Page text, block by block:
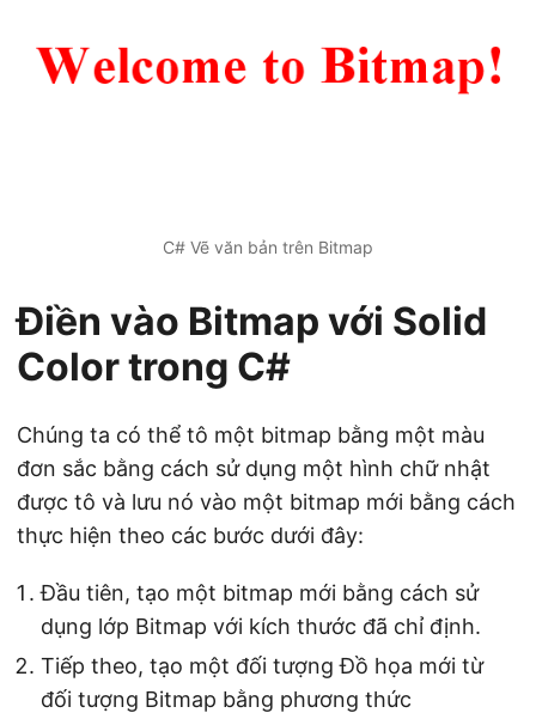
C# Vẽ văn bản trên Bitmap
Điền vào Bitmap với Solid
Color trong C#
Chúng ta có thể tô một bitmap bằng một màu
đơn sắc bằng cách sử dụng một hình chữ nhật
được tô và lưu nó vào một bitmap mới bằng cách
thực hiện theo các bước dưới đây:
Đầu tiên, tạo một bitmap mới bằng cách sử
dụng lớp Bitmap với kích thước đã chỉ định.
Tiếp theo, tạo một đối tượng Đồ họa mới từ
đối tượng Bitmap bằng phương thức